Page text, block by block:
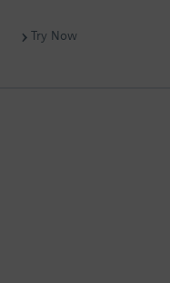
Try Now